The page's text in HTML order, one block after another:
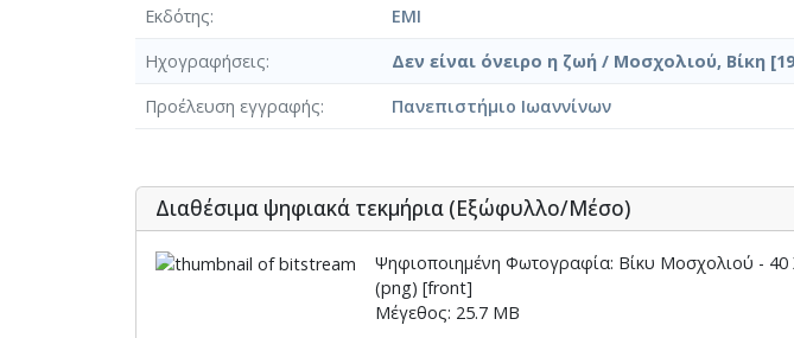
Εκδότης
EMI
Ηχογραφήσεις
Δεν είναι όνειρο η ζωή / Μοσχολιού, Βίκη
Προέλευση εγγραφής
Πανεπιστήμιο Ιωαννίνων
Διαθέσιμα ψηφιακά τεκμήρια (Εξώφυλλο/Μέσο)
Ψηφιοποιημένη Φωτογραφία: Βίκυ Μοσχολιού - 40
(png) [front]
Μέγεθος: 25.7 MB